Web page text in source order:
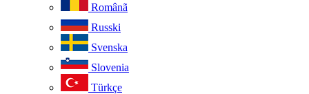
Românã
Russki
Svenska
Slovenia
Türkçe